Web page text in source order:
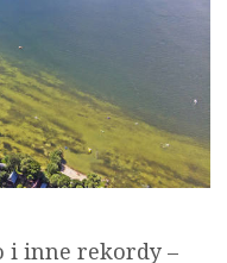
i inne rekordy –